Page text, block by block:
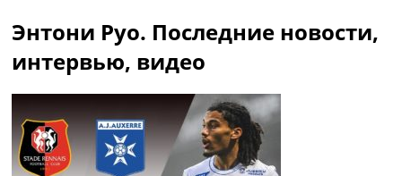
Рейтинг стран УЕФА
Рейтинг клубов УЕФА
Рейтинг ФИФА
ТВ программа
RU
UA
Энтони Руо. Последние новости,
интервью, видео